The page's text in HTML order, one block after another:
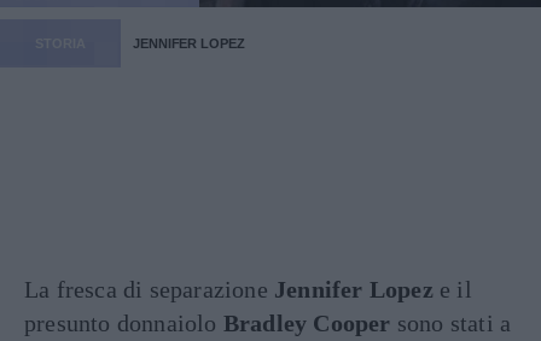
JENNIFER LOPEZ
La fresca di separazione Jennifer Lopez e il
presunto donnaiolo Bradley Cooper sono stati a